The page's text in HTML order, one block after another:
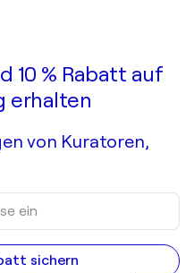
10 % Rabatt auf
erhalten
von Kuratoren,
sichern